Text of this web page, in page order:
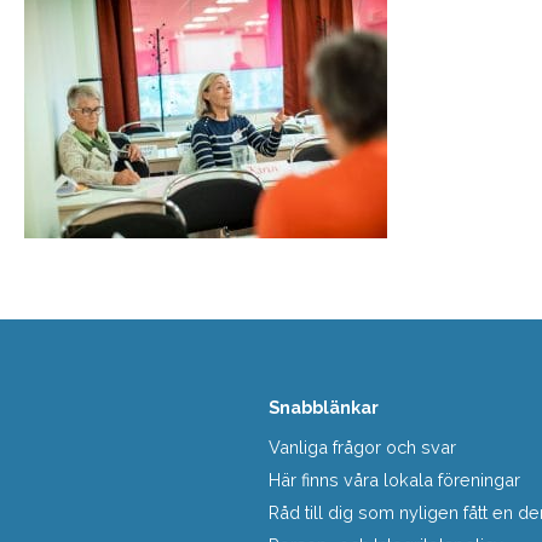
Snabblänkar
Vanliga frågor och svar
Här finns våra lokala föreningar
Råd till dig som nyligen fått en